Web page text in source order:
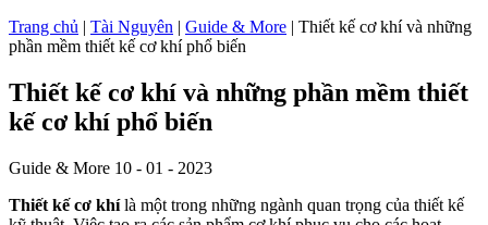
Trang chủ | Tài Nguyên | Guide & More | Thiết kế cơ khí và những
phần mềm thiết kế cơ khí phổ biến
Thiết kế cơ khí và những phần mềm thiết
kế cơ khí phổ biến
Guide & More 10 - 01 - 2023
Thiết kế cơ khílà một trong những ngành quan trọng của thiết kế